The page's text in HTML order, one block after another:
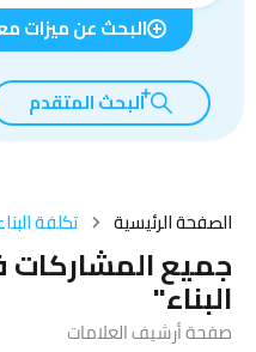
البحث عن ميزات
البحث المتقدم
الصفحة الرئيسية تكلفة
جميع
البناء"
صفحة أرشيف العلامات